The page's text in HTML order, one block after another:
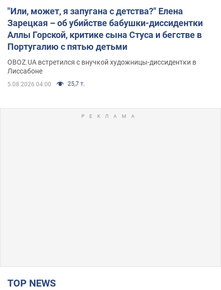
"Или, может, я запугана с детства?" Елена
Зарецкая – об убийстве бабушки-диссидентки
Аллы Горской, критике сына Стуса и бегстве в
Португалию с пятью детьми
OBOZ.UA встретился с внучкой художницы-диссидентки в
Лиссабоне
5.08.2026 04:00 25,7 т.
TOP NEWS